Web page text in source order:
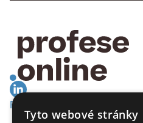
RSS Feed
Tyto webové stránky